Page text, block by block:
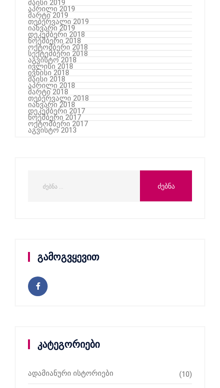
მაისი 2019
აპრილი 2019
მარტი 2019
თებერვალი 2019
იანვარი 2019
დეკემბერი 2018
ნოემბერი 2018
ოქტომბერი 2018
სექტემბერი 2018
აგვისტო 2018
ივლისი 2018
ივნისი 2018
მაისი 2018
აპრილი 2018
მარტი 2018
თებერვალი 2018
იანვარი 2018
დეკემბერი 2017
ნოემბერი 2017
ოქტომბერი 2017
აგვისტო 2013
გამოგვყევით
კატეგორიები
ადამიანური ისტორიები (10)